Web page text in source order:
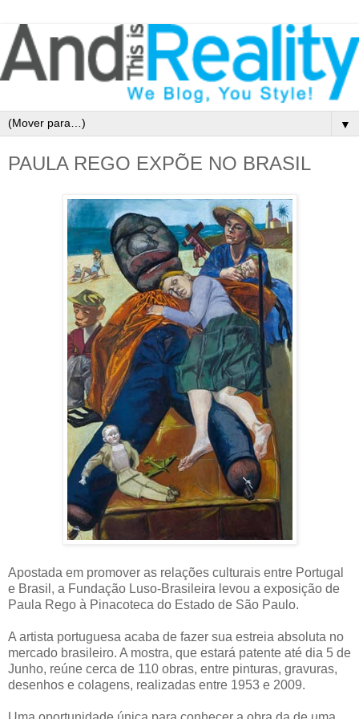
▼
PAULA REGO EXPÕE NO BRASIL
Apostada em promover as relações culturais entre Portugal
e Brasil, a Fundação Luso-Brasileira levou a exposição de
Paula Rego à Pinacoteca do Estado de São Paulo.
A artista portuguesa acaba de fazer sua estreia absoluta no
mercado brasileiro. A mostra, que estará patente até dia 5 de
Junho, reúne cerca de 110 obras, entre pinturas, gravuras,
desenhos e colagens, realizadas entre 1953 e 2009.